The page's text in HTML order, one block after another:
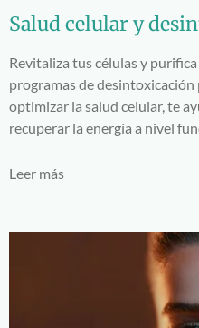
Salud celular y
Revitaliza tus células y
programas de
optimizar la salud celular, te
recuperar la energía a nivel
Leer más